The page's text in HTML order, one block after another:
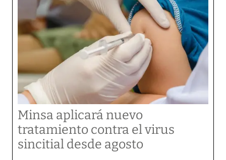
Minsa aplicará nuevo
tratamiento contra el virus
sincitial desde agosto